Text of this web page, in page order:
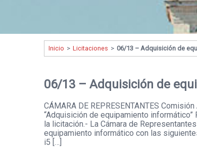
Inicio > Licitaciones > 06/13 – Adquisición de
06/13 – Adquisición de
CÁMARA DE REPRESENTANTES
“Adquisición de equipamiento informático”
la licitación.- La Cámara de
equipamiento informático con las
i5 […]